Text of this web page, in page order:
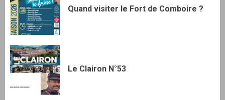
Quand visiter le Fort de Comboire ?
Le Clairon N°53